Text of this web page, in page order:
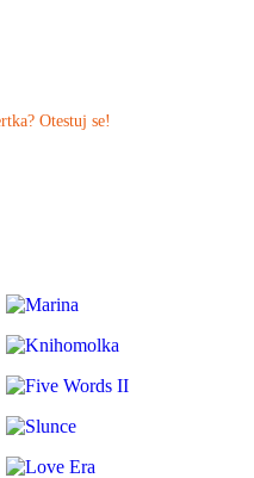
Otestuj se!